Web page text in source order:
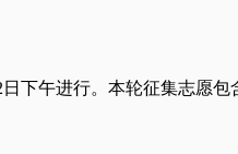
下午进行。本轮征集志愿